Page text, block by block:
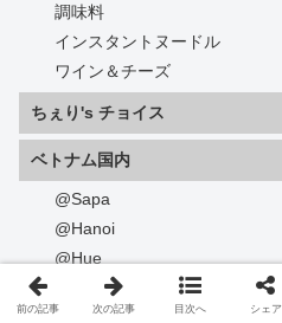
調味料
インスタントヌードル
ワイン＆チーズ
ちぇり's チョイス
ベトナム国内
@Sapa
@Hanoi
@Hue
@Danang
@Hoi An
前の記事 次の記事 目次へ シェア